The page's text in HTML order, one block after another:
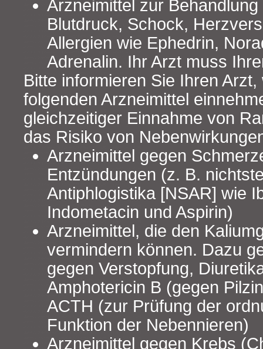
Arzneimittel zur
Blutdruck, Schock,
Allergien wie Ephedrin,
Adrenalin. Ihr Arzt muss
Bitte informieren Sie Ihren
folgenden Arzneimittel
gleichzeitiger Einnahme von
das Risiko von
Arzneimittel gegen
Entzündungen (z. B.
Antiphlogistika [NSAR] wie
Indometacin und Aspirin)
Arzneimittel, die den
vermindern können. Dazu
gegen Verstopfung,
Amphotericin B (gegen
ACTH (zur Prüfung der
Funktion der Nebennieren)
Arzneimittel gegen Krebs